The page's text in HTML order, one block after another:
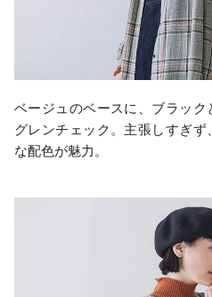
ベージュのベースに、ブラッ
グレンチェック。主張しすぎ
な配色が魅力。